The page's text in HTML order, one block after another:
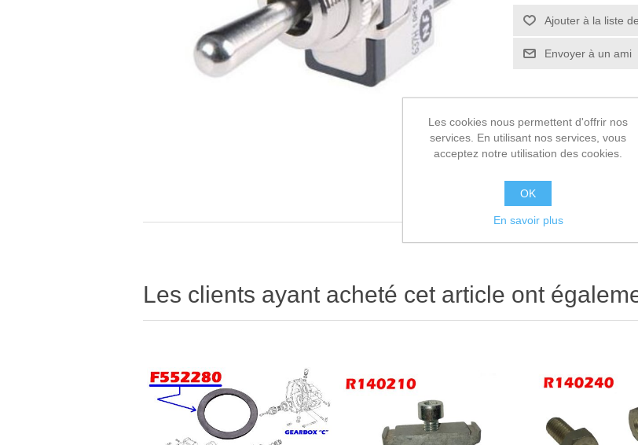
Ajouter à la liste
Envoyer à un ami
Les clients ayant acheté cet article ont
Les cookies nous permettent d'offrir nos
services. En utilisant nos services, vous
acceptez notre utilisation des cookies.
OK
En savoir plus